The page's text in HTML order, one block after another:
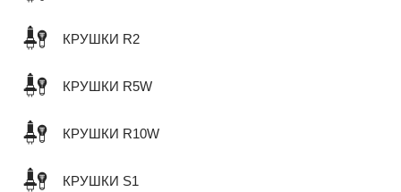
КРУШКИ R2
КРУШКИ R5W
КРУШКИ R10W
КРУШКИ S1